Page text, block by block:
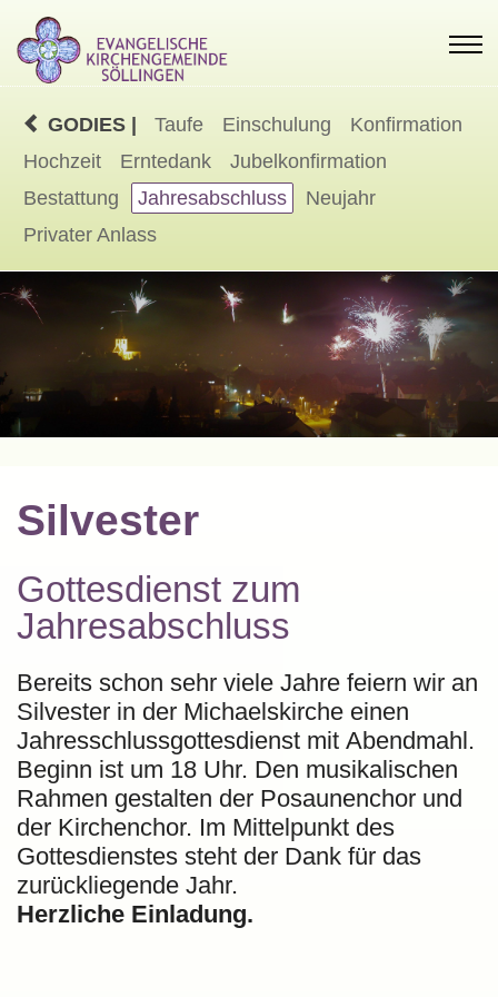
GODIES | Taufe Einschulung
Konfirmation
Hochzeit
Erntedank
Jubelkonfirmation
Bestattung
Jahresabschluss
Neujahr
Privater Anlass
Silvester
Gottesdienst zum
Jahresabschluss
Bereits schon sehr viele Jahre feiern wir an
Silvester in der Michaelskirche einen
Jahresschlussgottesdienst mit Abendmahl.
Beginn ist um 18 Uhr. Den musikalischen
Rahmen gestalten der Posaunenchor und
der Kirchenchor. Im Mittelpunkt des
Gottesdienstes steht der Dank für das
zurückliegende Jahr.
Herzliche Einladung.